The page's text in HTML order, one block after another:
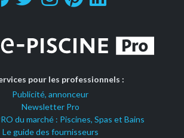
pour les professionnels :
Publicité, annonceur
Newsletter Pro
du marché : Piscines, Spas et Bains
Le guide des fournisseurs